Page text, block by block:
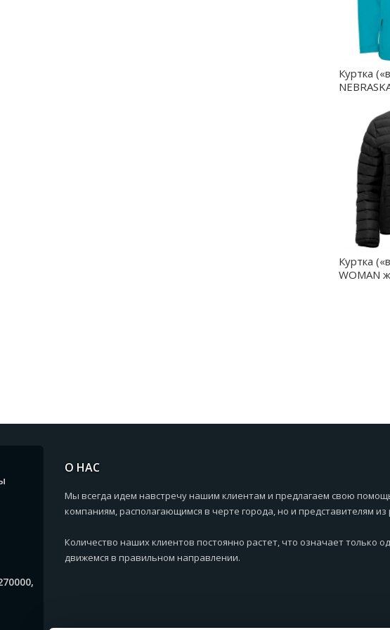
Куртка
Куртка
WOMAN
О НАС
Мы всегда идем навстречу нашим клиентам и предлагаем свою
компаниям, располагающимся в черте города, но и представителям из
Количество наших клиентов постоянно растет, что означает только
движемся в правильном направлении.